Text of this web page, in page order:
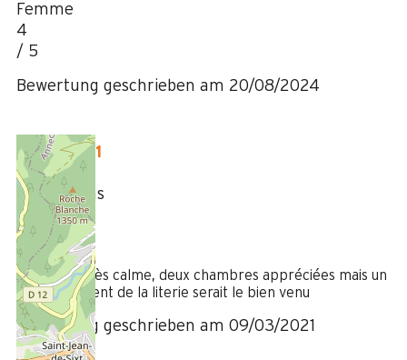
Femme
4
/ 5
Bewertung geschrieben am 20/08/2024
März 2021
Celine
35 à 50 ans
Femme
3
/ 5
Belle vue, très calme, deux chambres appréciées mais un
remplacement de la literie serait le bien venu
Bewertung geschrieben am 09/03/2021